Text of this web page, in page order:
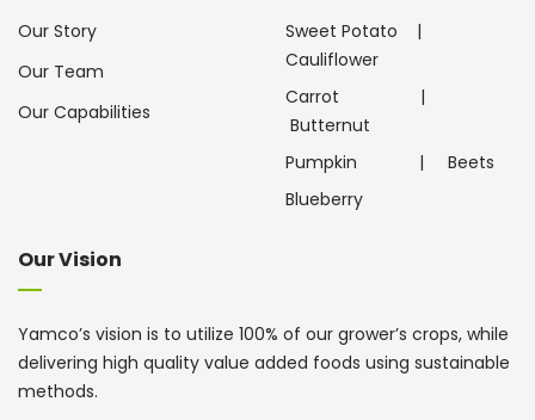
Our Story
Our Team
Our Capabilities
Sweet Potato |
Cauliflower
Carrot
|
Butternut
Pumpkin
| Beets
Blueberry
Our Vision
Yamco’s vision is to utilize 100% of our grower’s crops, while
delivering high quality value added foods using sustainable
methods.